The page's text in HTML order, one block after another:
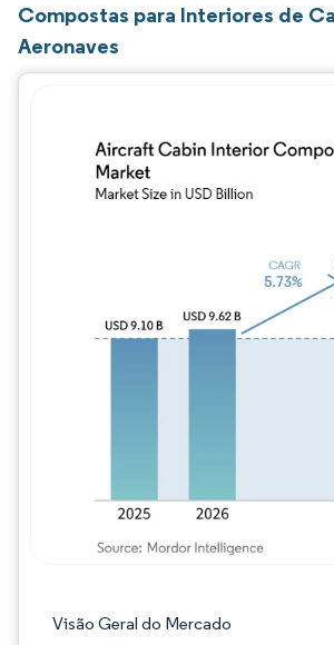
Compostas para Interiores de
Aeronaves
Visão Geral do Mercado